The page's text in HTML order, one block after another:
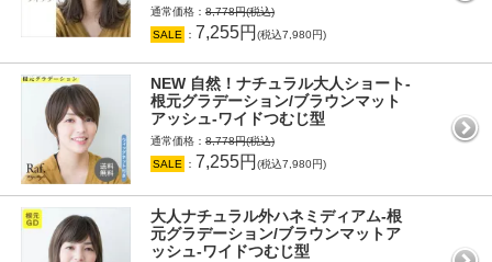
通常価格： 8,778円(税込)
SALE ： 7,255円 (税込7,980円)
NEW 自然！ナチュラル大人ショート-
根元グラデーション/ブラウンマット
アッシュ-ワイドつむじ型
通常価格： 8,778円(税込)
SALE ： 7,255円 (税込7,980円)
大人ナチュラル外ハネミディアム-根
元グラデーション/ブラウンマットア
ッシュ-ワイドつむじ型